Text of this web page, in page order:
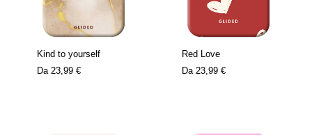
Kind to yourself
Da 23,99 €
Red Love
Da 23,99 €